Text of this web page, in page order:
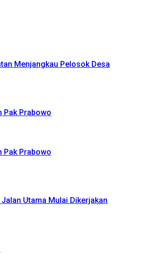
Menjangkau Pelosok Desa
Pak Prabowo
Pak Prabowo
Utama Mulai Dikerjakan